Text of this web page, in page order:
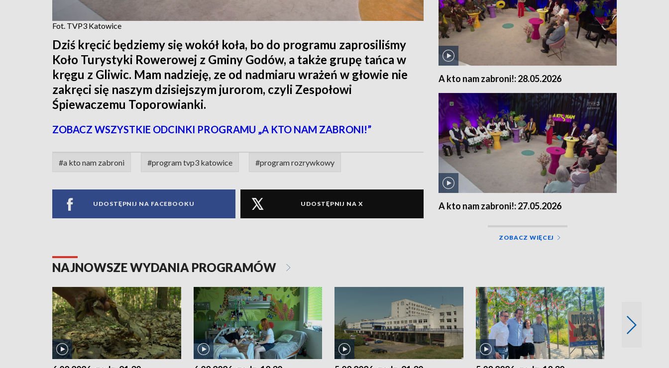
Fot. TVP3 Katowice
Dziś kręcić będziemy się wokół koła, bo do programu zaprosiliśmy
Koło Turystyki Rowerowej z Gminy Godów, a także grupę tańca w
kręgu z Gliwic. Mam nadzieję, ze od nadmiaru wrażeń w głowie nie
zakręci się naszym dzisiejszym jurorom, czyli Zespołowi
Śpiewaczemu Toporowianki.
ZOBACZ WSZYSTKIE ODCINKI PROGRAMU „A KTO NAM ZABRONI!”
#a kto nam zabroni #program tvp3 katowice #program rozrywkowy
UDOSTĘPNIJ NA FACEBOOKU UDOSTĘPNIJ NA X
A kto nam zabroni!: 28.05.2026
A kto nam zabroni!: 27.05.2026
ZOBACZ WIĘCEJ
NAJNOWSZE WYDANIA PROGRAMÓW